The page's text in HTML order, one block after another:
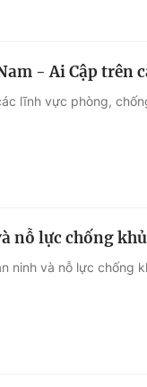
- Ai Cập trên
lĩnh vực phòng,
nỗ lực chống
ninh và nỗ lực chống